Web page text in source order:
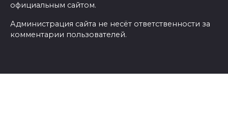
официальным сайтом.
Администрация сайта не несёт ответственности за
комментарии пользователей.